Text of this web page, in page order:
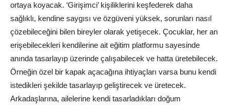
ortaya koyacak. ‘Girişimci’ kişiliklerini keşfederek daha
sağlıklı, kendine saygısı ve özgüveni yüksek, sorunları nasıl
çözebileceğini bilen bireyler olarak yetişecek. Çocuklar, her an
erişebilecekleri kendilerine ait eğitim platformu sayesinde
anında tasarlayıp üzerinde çalışabilecek ve hatta üretebilecek.
Örneğin özel bir kapak açacağına ihtiyaçları varsa bunu kendi
istedikleri şekilde tasarlayıp geliştirecek ve üretecek.
Arkadaşlarına, ailelerine kendi tasarladıkları doğum